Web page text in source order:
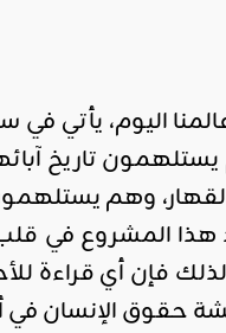
اليوم، يأتي في
تاريخ
وهم
هذا المشروع في
فإن أي قراءة
حقوق الإنسان في